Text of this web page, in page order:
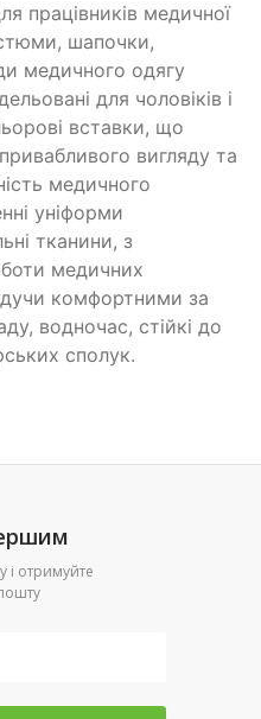
працівників медичної
шапочки,
медичного одягу
для чоловіків і
вставки, що
вигляду та
медичного
уніформи
тканини, з
медичних
комфортними за
водночас, стійкі до
сполук.
і отримуйте